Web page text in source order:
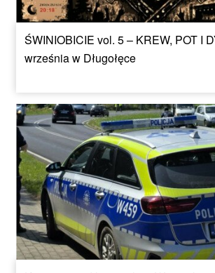
ŚWINIOBICIE vol. 5 – KREW, POT I
września w Długołęce